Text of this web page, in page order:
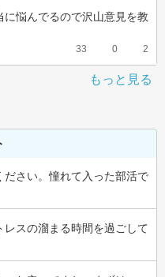
悩んでるので沢山意見を教
33 0 2
もっと見る
ださい。憧れて入った部活で
スの溜まる時間を過ごして